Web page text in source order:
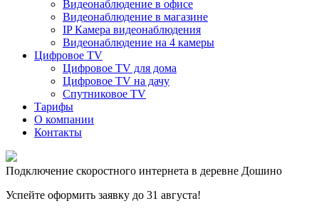
Видеонаблюдение в офисе
Видеонаблюдение в магазине
IP Камера видеонаблюдения
Видеонаблюдение на 4 камеры
Цифровое TV
Цифровое TV для дома
Цифровое TV на дачу
Спутниковое TV
Тарифы
О компании
Контакты
Подключение скоростного интернета в деревне Дошино
Успейте оформить заявку до 31 августа!